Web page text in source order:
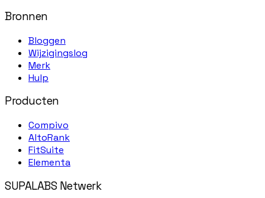
Bronnen
Bloggen
Wijzigingslog
Merk
Hulp
Producten
Compivo
AltoRank
FitSuite
Elementa
SUPALABS Netwerk